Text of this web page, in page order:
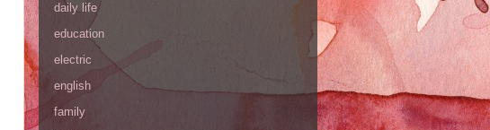
daily life
education
electric
english
family